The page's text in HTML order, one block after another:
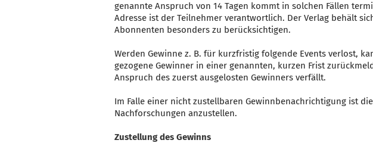
genannte Anspruch von 14 Tagen kommt in solchen Fällen
Adresse ist der Teilnehmer verantwortlich. Der Verlag behält
Abonnenten besonders zu berücksichtigen.
Werden Gewinne z. B. für kurzfristig folgende Events verlost,
gezogene Gewinner in einer genannten, kurzen Frist
Anspruch des zuerst ausgelosten Gewinners verfällt.
Im Falle einer nicht zustellbaren Gewinnbenachrichtigung ist
Nachforschungen anzustellen.
Zustellung des Gewinns